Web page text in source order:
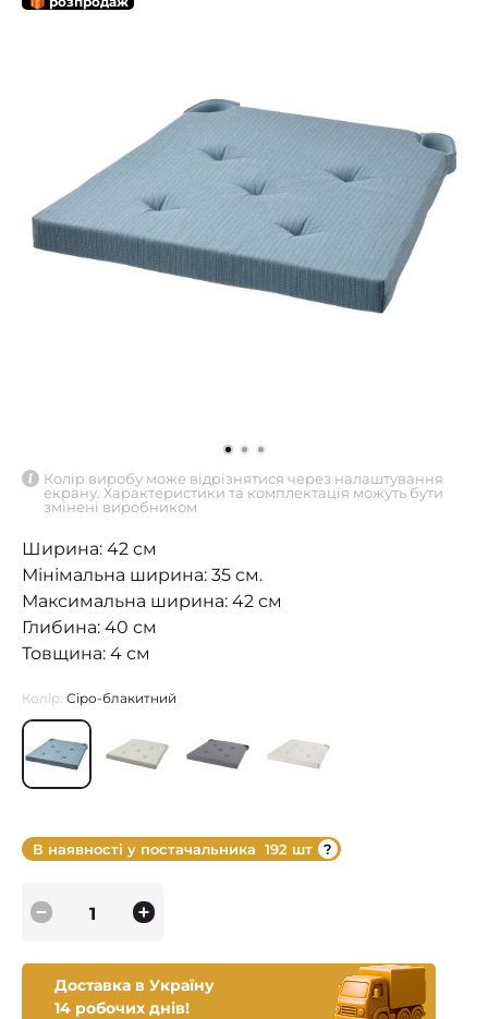
Колір виробу може відрізнятися через налаштування
екрану. Характеристики та комплектація можуть бути
змінені виробником
Ширина: 42 см
Мінімальна ширина: 35 см.
Максимальна ширина: 42 см
Глибина: 40 см
Товщина: 4 см
Колір: Сіро-блакитний
В наявності у постачальника 192 шт
Доставка в Україну
14 робочих днів!